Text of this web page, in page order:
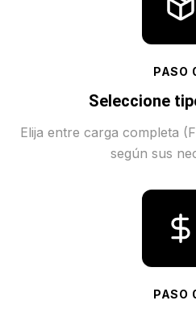
PASO
Seleccione
Elija entre carga completa
según sus
PASO